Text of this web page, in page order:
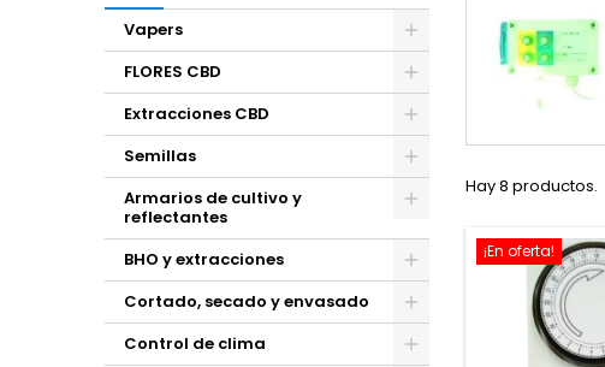
Vapers
FLORES CBD
Extracciones CBD
Semillas
Armarios de cultivo y
reflectantes
BHO y extracciones
Cortado, secado y envasado
Control de clima
Hay 8 productos.
¡En oferta!